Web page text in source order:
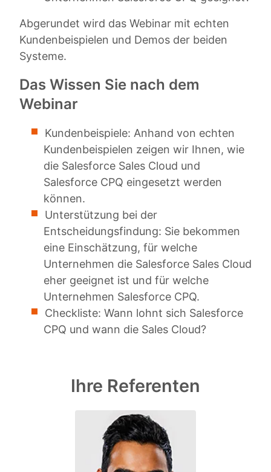
Abgerundet wird das Webinar mit echten
Kundenbeispielen und Demos der beiden
Systeme.
Das Wissen Sie nach dem
Webinar
Kundenbeispiele: Anhand von echten
Kundenbeispielen zeigen wir Ihnen, wie
die Salesforce Sales Cloud und
Salesforce CPQ eingesetzt werden
können.
Unterstützung bei der
Entscheidungsfindung: Sie bekommen
eine Einschätzung, für welche
Unternehmen die Salesforce Sales Cloud
eher geeignet ist und für welche
Unternehmen Salesforce CPQ.
Checkliste: Wann lohnt sich Salesforce
CPQ und wann die Sales Cloud?
Ihre Referenten